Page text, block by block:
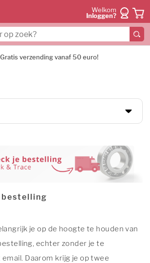
Welkom
Inloggen?
Gratis verzending vanaf 50 euro!
je op de hoogte te houden van
echter zonder je te
Daarom krijg je op twee